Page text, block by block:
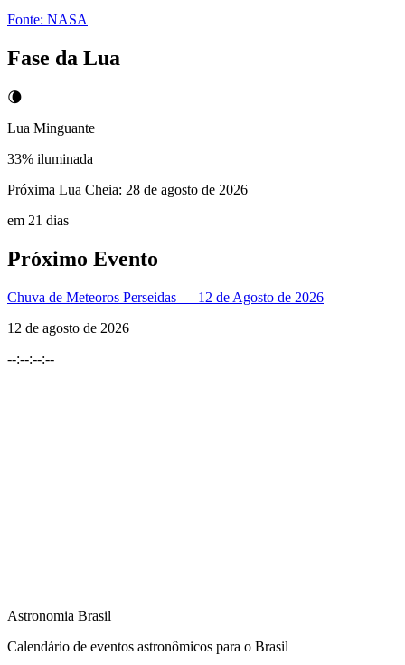
Fonte: NASA
Fase da Lua
🌘
Lua Minguante
33% iluminada
Próxima Lua Cheia: 28 de agosto de 2026
em 21 dias
Próximo Evento
Chuva de Meteoros Perseidas — 12 de Agosto de 2026
12 de agosto de 2026
--:--:--:--
Astronomia Brasil
Calendário de eventos astronômicos para o Brasil